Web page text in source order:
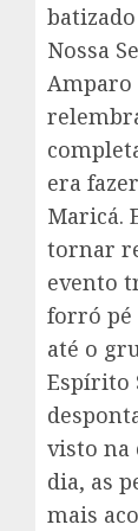
Nossa
Amparo
era
Maricá.
tornar
evento
forró pé
até o
Espírito
visto na
dia, as
mais